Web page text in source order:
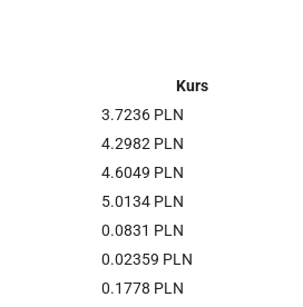
Kurs
3.7236 PLN
4.2982 PLN
4.6049 PLN
5.0134 PLN
0.0831 PLN
0.02359 PLN
0.1778 PLN